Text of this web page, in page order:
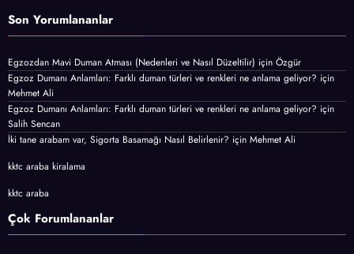
Son Yorumlananlar
Egzozdan Mavi Duman Atması (Nedenleri ve Nasıl Düzeltilir) için Özgür
Egzoz Dumanı Anlamları: Farklı duman türleri ve renkleri ne anlama geliyor? için
Mehmet Ali
Egzoz Dumanı Anlamları: Farklı duman türleri ve renkleri ne anlama geliyor? için
Salih Sencan
İki tane arabam var, Sigorta Basamağı Nasıl Belirlenir? için Mehmet Ali
kktc araba kiralama
kktc araba
Çok Forumlananlar